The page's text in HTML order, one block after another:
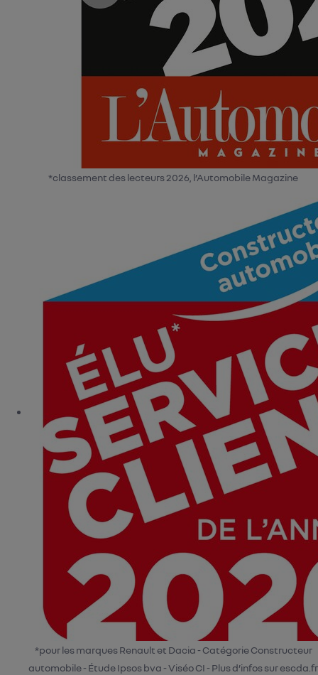
*classement des lecteurs 2026, l’Automobile Magazine
*pour les marques Renault et Dacia - Catégorie Constructeur
automobile - Étude Ipsos bva - Viséo CI - Plus d’infos sur escda.fr